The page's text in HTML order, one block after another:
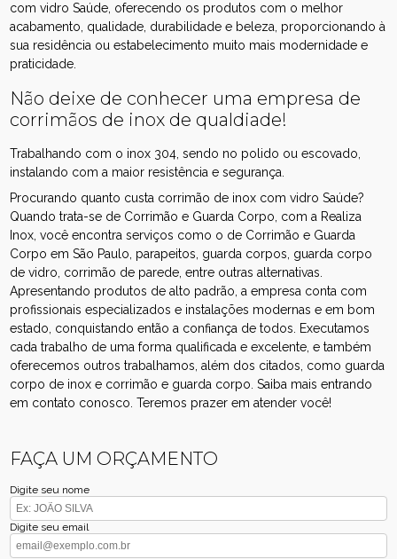
com vidro Saúde, oferecendo os produtos com o melhor
acabamento, qualidade, durabilidade e beleza, proporcionando à
sua residência ou estabelecimento muito mais modernidade e
praticidade.
Não deixe de conhecer uma empresa de
corrimãos de inox de qualdiade!
Trabalhando com o inox 304, sendo no polido ou escovado,
instalando com a maior resistência e segurança.
Procurando quanto custa corrimão de inox com vidro Saúde?
Quando trata-se de Corrimão e Guarda Corpo, com a Realiza
Inox, você encontra serviços como o de Corrimão e Guarda
Corpo em São Paulo, parapeitos, guarda corpos, guarda corpo
de vidro, corrimão de parede, entre outras alternativas.
Apresentando produtos de alto padrão, a empresa conta com
profissionais especializados e instalações modernas e em bom
estado, conquistando então a confiança de todos. Executamos
cada trabalho de uma forma qualificada e excelente, e também
oferecemos outros trabalhamos, além dos citados, como guarda
corpo de inox e corrimão e guarda corpo. Saiba mais entrando
em contato conosco. Teremos prazer em atender você!
FAÇA UM ORÇAMENTO
Digite seu nome
Digite seu email